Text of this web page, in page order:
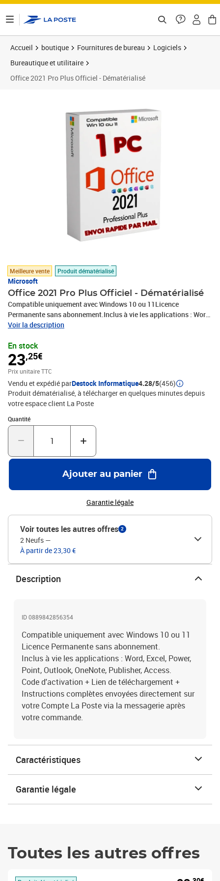
Accueil boutique Fournitures de bureau
Logiciels
Bureautique et utilitaire
Office 2021 Pro Plus Officiel - Dématérialisé
Meilleure vente Produit dématérialisé
Microsoft
Office 2021 Pro Plus Officiel - Dématérialisé
Compatible uniquement avec Windows 10 ou 11Licence
Permanente sans abonnement.Inclus à vie les applications : Word,
Excel, Power, Point, Outlook, OneNote, Publisher, Access.Code
envoyées directement sur votre Compte La Poste via la messagerie
après votre commande.
Voir la description
En stock
23,25€
Prix unitaire TTC
Vendu et expédié parDestock Informatique4.28/5(456)
Produit dématérialisé, à télécharger en quelques minutes depuis
votre espace client La Poste
Quantité
Quantité : 1
Ajouter au panier
Garantie légale
Voir toutes les autres offres 2
2 Neufs —
À partir de 23,30 €
Description
ID 0889842856354
Compatible uniquement avec Windows 10 ou 11
Licence Permanente sans abonnement.
Inclus à vie les applications : Word, Excel, Power,
Point, Outlook, OneNote, Publisher, Access.
Code d'activation + Lien de téléchargement +
Instructions complètes envoyées directement sur
votre Compte La Poste via la messagerie après
votre commande.
Caractéristiques
Garantie légale
Toutes les autres offres